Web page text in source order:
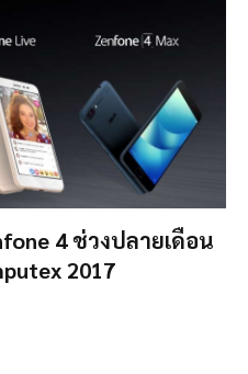
4 ช่วงปลายเดือน
2017